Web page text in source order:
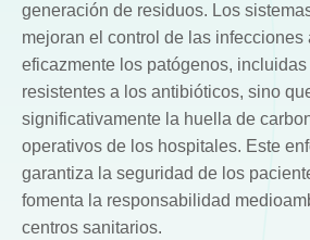
generación de residuos. Los
mejoran el control de las infecciones
eficazmente los patógenos,
resistentes a los antibióticos, sino
significativamente la huella de
operativos de los hospitales. Este
garantiza la seguridad de los
fomenta la responsabilidad
centros sanitarios.